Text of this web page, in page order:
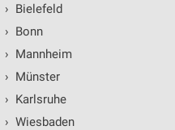
› Bielefeld
› Bonn
› Mannheim
› Münster
› Karlsruhe
› Wiesbaden